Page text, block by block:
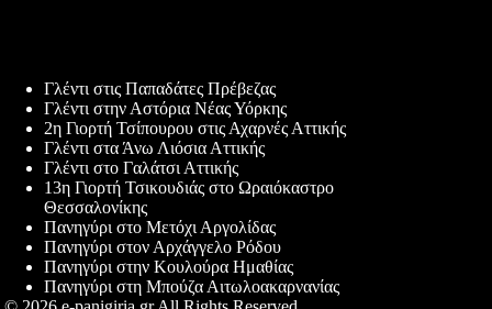
Γλέντι στις Παπαδάτες Πρέβεζας
Γλέντι στην Αστόρια Νέας Υόρκης
2η Γιορτή Τσίπουρου στις Αχαρνές Αττικής
Γλέντι στα Άνω Λιόσια Αττικής
Γλέντι στο Γαλάτσι Αττικής
13η Γιορτή Τσικουδιάς στο Ωραιόκαστρο
Θεσσαλονίκης
Πανηγύρι στο Μετόχι Αργολίδας
Πανηγύρι στον Αρχάγγελο Ρόδου
Πανηγύρι στην Κουλούρα Ημαθίας
Πανηγύρι στη Μπούζα Αιτωλοακαρνανίας